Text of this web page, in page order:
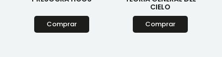
Comprar
CIELO
Comprar